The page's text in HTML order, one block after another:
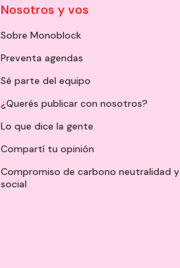
Nosotros y vos
Sobre Monoblock
Preventa agendas
Sé parte del equipo
¿Querés publicar con nosotros?
Lo que dice la gente
Compartí tu opinión
Compromiso de carbono neutralidad y
social